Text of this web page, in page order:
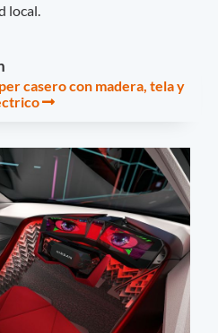
local.
casero con madera, tela y